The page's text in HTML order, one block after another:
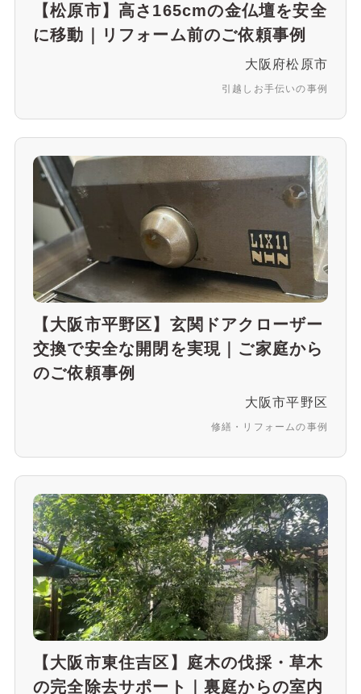
【松原市】高さ165cmの金仏壇を安全
に移動｜リフォーム前のご依頼事例
大阪府松原市
引越しお手伝いの事例
【大阪市平野区】玄関ドアクローザー
交換で安全な開閉を実現｜ご家庭から
のご依頼事例
大阪市平野区
修繕・リフォームの事例
【大阪市東住吉区】庭木の伐採・草木
の完全除去サポート｜裏庭からの室内